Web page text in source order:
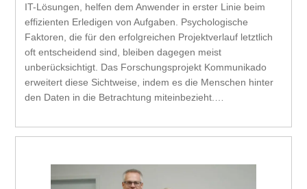
IT-Lösungen, helfen dem Anwender in erster Linie beim
effizienten Erledigen von Aufgaben. Psychologische
Faktoren, die für den erfolgreichen Projektverlauf letztlich
oft entscheidend sind, bleiben dagegen meist
unberücksichtigt. Das Forschungsprojekt Kommunikado
erweitert diese Sichtweise, indem es die Menschen hinter
den Daten in die Betrachtung miteinbezieht.…